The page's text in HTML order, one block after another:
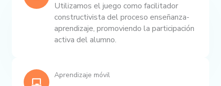
Utilizamos el juego como facilitador
constructivista del proceso enseñanza-
aprendizaje, promoviendo la participación
activa del alumno.
Aprendizaje móvil